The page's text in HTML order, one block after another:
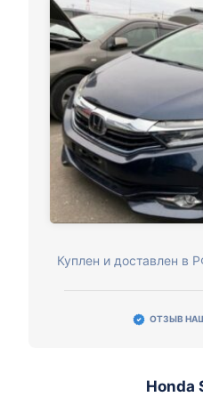
Куплен и доставлен в
ОТЗЫВ
Honda